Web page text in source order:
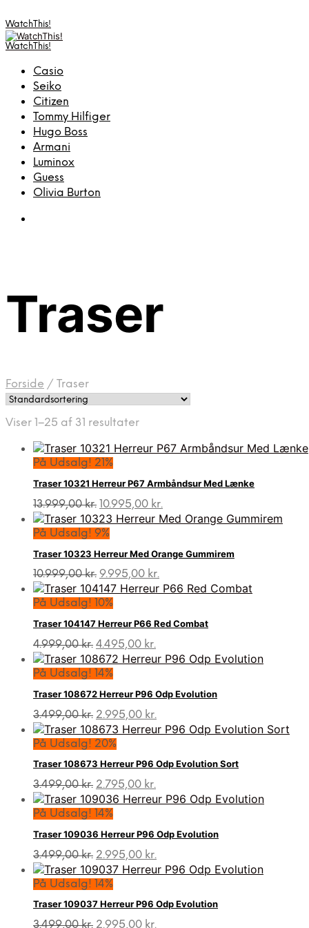
WatchThis!
WatchThis!
Casio
Seiko
Citizen
Tommy Hilfiger
Hugo Boss
Armani
Luminox
Guess
Olivia Burton
Traser
Forside / Traser
Viser 1–25 af 31 resultater
På Udsalg! 21%
Traser 10321 Herreur P67 Armbåndsur Med Lænke
13.999,00kr. Den
oprindelige
pris
13.999,00 kr..
10.995,00 kr.
aktuelle
10.995,00 kr..
På Udsalg! 9%
Traser 10323 Herreur Med Orange Gummirem
10.999,00kr. Den
oprindelige
pris
10.999,00 kr..
9.995,00 kr.
aktuelle
9.995,00 kr..
På Udsalg! 10%
Traser 104147 Herreur P66 Red Combat
4.999,00kr. Den
oprindelige
pris
4.999,00 kr..
4.495,00 kr.
aktuelle
4.495,00 kr..
På Udsalg! 14%
Traser 108672 Herreur P96 Odp Evolution
3.499,00kr. Den
oprindelige
pris
3.499,00 kr..
2.995,00 kr.
aktuelle
2.995,00 kr..
På Udsalg! 20%
Traser 108673 Herreur P96 Odp Evolution Sort
3.499,00kr. Den
oprindelige
pris
3.499,00 kr..
2.795,00 kr.
aktuelle
2.795,00 kr..
På Udsalg! 14%
Traser 109036 Herreur P96 Odp Evolution
3.499,00kr. Den
oprindelige
pris
3.499,00 kr..
2.995,00 kr.
aktuelle
2.995,00 kr..
På Udsalg! 14%
Traser 109037 Herreur P96 Odp Evolution
3.499,00kr. Den
2.995,00 kr.